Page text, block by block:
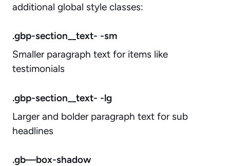
additional global style classes:
.gbp-section__text- -sm
Smaller paragraph text for items like
testimonials
.gbp-section__text- -lg
Larger and bolder paragraph text for sub
headlines
.gb––box-shadow